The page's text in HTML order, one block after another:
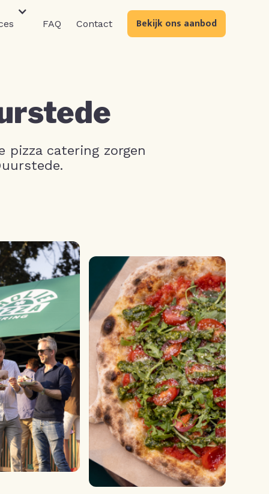
FAQ Contact Bekijk ons aanbod
pizza catering zorgen